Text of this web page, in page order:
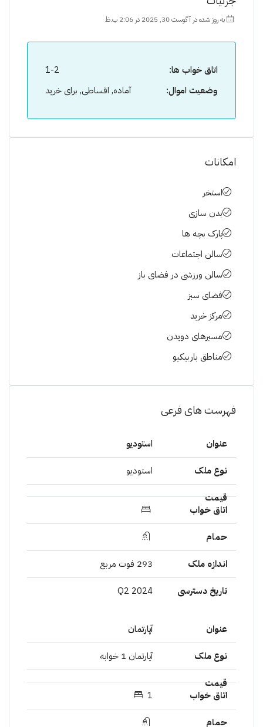
به روز شده در آگوست 30, 2025 در 2:06 ب.ظ
اتاق خواب ها:
1-2
وضعیت اموال:
آماده, اقساطی, برای خرید
امکانات
استخر
بدن سازی
پارک بچه ها
سالن اجتماعات
سالن ورزشی در فضای باز
فضای سبز
مرکز خرید
مسیرهای دویدن
مناطق باربیکیو
فهرست های فرعی
استودیو
استودیو
293 فوت مربع
Q2 2024
آپارتمان
آپارتمان 1 خوابە
1